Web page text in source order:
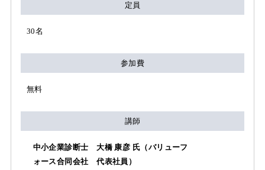
定員
30名
参加費
無料
講師
中小企業診断士 大橋 康彦 氏（バリューフ
ォース合同会社 代表社員）